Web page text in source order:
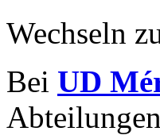
Wechseln
Bei UD